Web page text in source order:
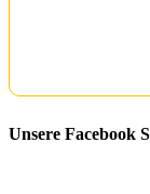
Unsere Facebook